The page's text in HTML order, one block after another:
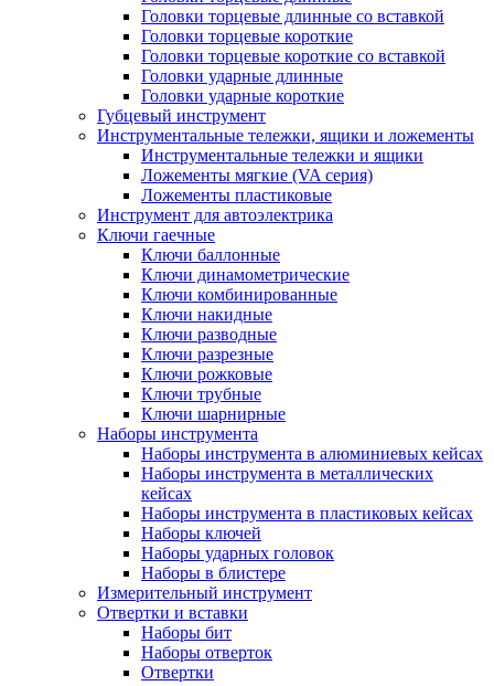
Головки торцевые длинные со вставкой
Головки торцевые короткие
Головки торцевые короткие со вставкой
Головки ударные длинные
Головки ударные короткие
Губцевый инструмент
Инструментальные тележки, ящики и ложементы
Инструментальные тележки и ящики
Ложементы мягкие (VA серия)
Ложементы пластиковые
Инструмент для автоэлектрика
Ключи гаечные
Ключи баллонные
Ключи динамометрические
Ключи комбинированные
Ключи накидные
Ключи разводные
Ключи разрезные
Ключи рожковые
Ключи трубные
Ключи шарнирные
Наборы инструмента
Наборы инструмента в алюминиевых кейсах
Наборы инструмента в металлических
кейсах
Наборы инструмента в пластиковых кейсах
Наборы ключей
Наборы ударных головок
Наборы в блистере
Измерительный инструмент
Отвертки и вставки
Наборы бит
Наборы отверток
Отвертки